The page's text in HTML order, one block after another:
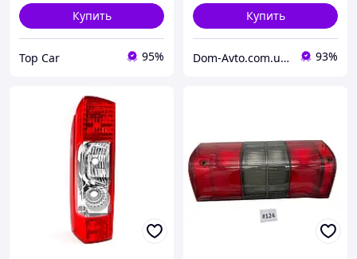
Купить
Top Car 95%
Купить
Dom-Avto.com.ua - Запчастини та аксесуари за вигідною ціною 93%